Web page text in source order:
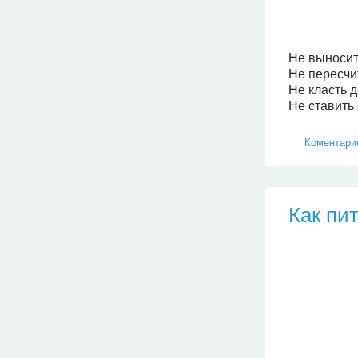
Не
Не
Не класть
Не
Как